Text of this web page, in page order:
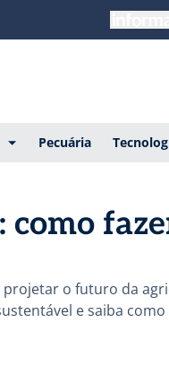
Pecuária
como
projetar o futuro da
e saiba como